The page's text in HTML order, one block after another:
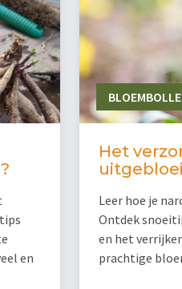
en
Het
Leer hoe je
Ontdek
en het
prachtige